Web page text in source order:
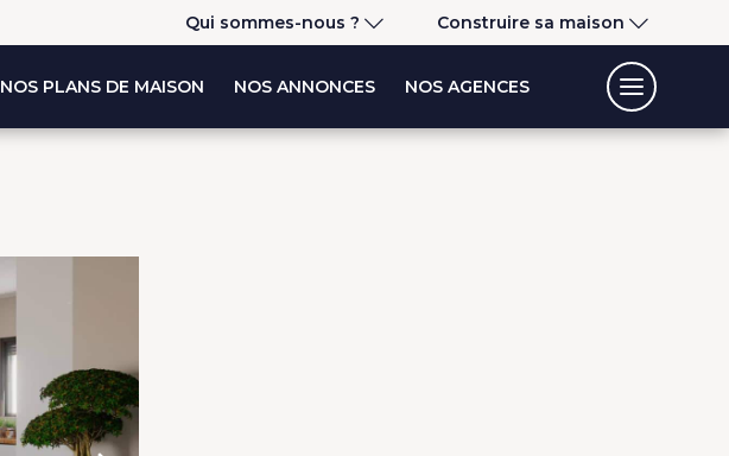
Qui sommes-nous ? Construire sa maison
NOS PLANS DE MAISON NOS ANNONCES NOS AGENCES